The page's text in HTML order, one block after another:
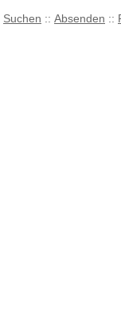
Suchen :: Absenden ::